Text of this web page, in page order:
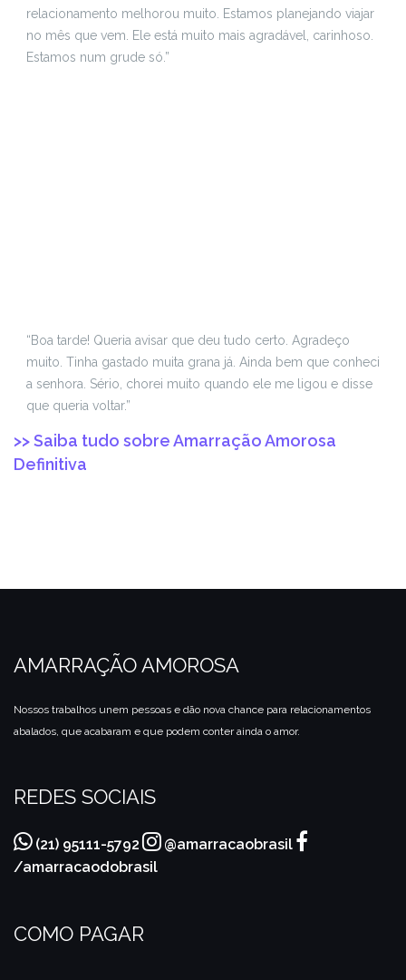
relacionamento melhorou muito. Estamos planejando viajar
no mês que vem. Ele está muito mais agradável, carinhoso.
Estamos num grude só.”
“Boa tarde! Queria avisar que deu tudo certo. Agradeço
muito. Tinha gastado muita grana já. Ainda bem que conheci
a senhora. Sério, chorei muito quando ele me ligou e disse
que queria voltar.”
>> Saiba tudo sobre Amarração Amorosa
Definitiva
AMARRAÇÃO AMOROSA
Nossos trabalhos unem pessoas e dão nova chance para relacionamentos
abalados, que acabaram e que podem conter ainda o amor.
REDES SOCIAIS
(21) 95111-5792
@amarracaobrasil
/amarracaodobrasil
COMO PAGAR